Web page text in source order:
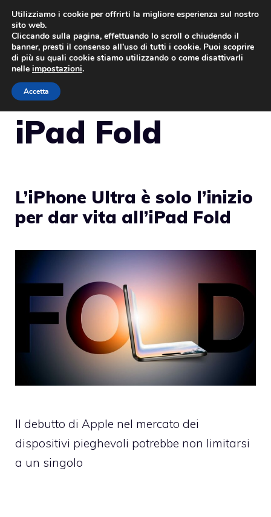
Vai
contenuto
iPad Fold
L’iPhone Ultra è solo l’inizio
per dar vita all’iPad Fold
Il debutto di Apple nel mercato dei
dispositivi pieghevoli potrebbe non limitarsi
a un singolo
Utilizziamo i cookie per offrirti la migliore esperienza sul nostro
sito web.
Cliccando sulla pagina, effettuando lo scroll o chiudendo il
banner, presti il consenso all’uso di tutti i cookie. Puoi scoprire
di più su quali cookie stiamo utilizzando o come disattivarli
nelle impostazioni.
Accetta